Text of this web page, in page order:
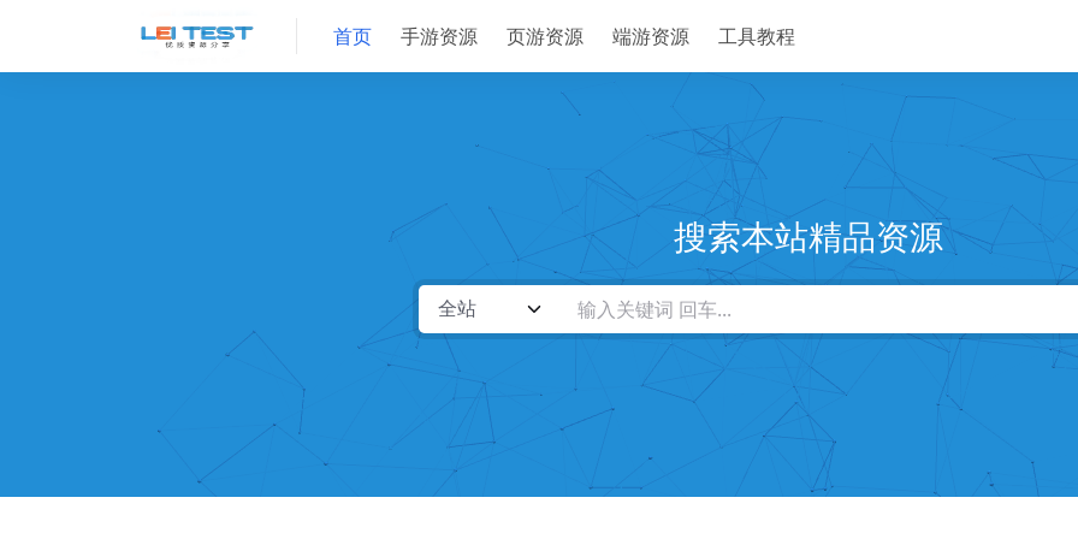
首页 手游资源 页游资源 端游资源 工具教程
搜索本站精品资源